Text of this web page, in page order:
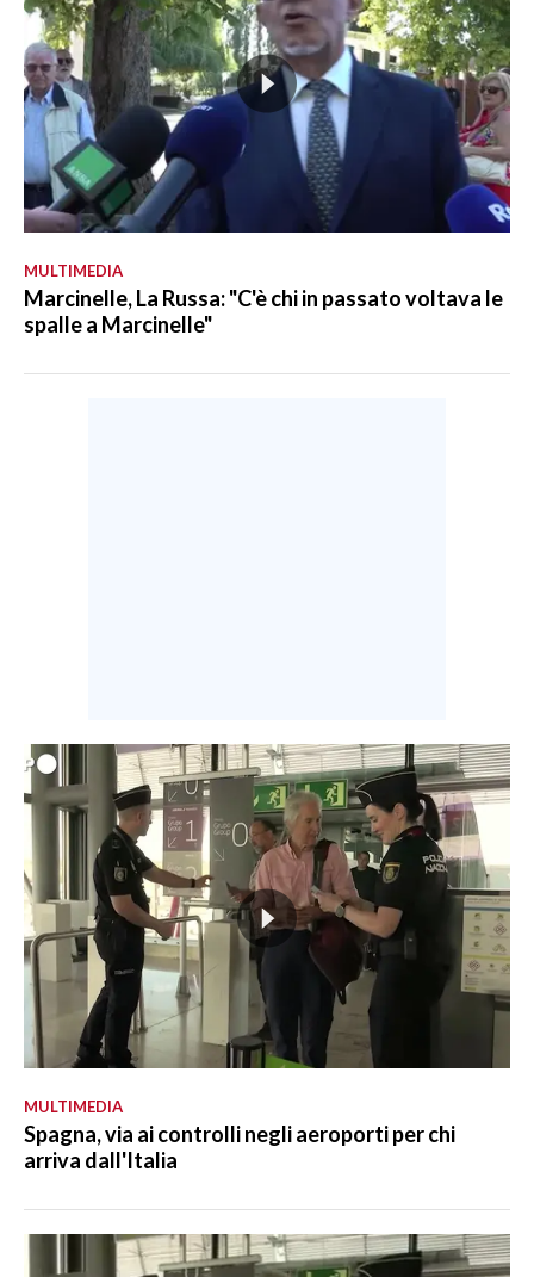
MULTIMEDIA
Marcinelle, La Russa: "C'è chi in passato voltava le
spalle a Marcinelle"
MULTIMEDIA
Spagna, via ai controlli negli aeroporti per chi
arriva dall'Italia